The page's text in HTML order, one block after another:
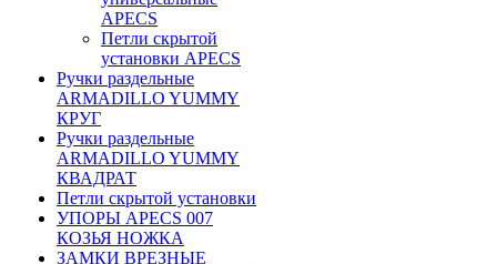
APECS
Петли скрытой
установки APECS
Ручки раздельные
ARMADILLO YUMMY
КРУГ
Ручки раздельные
ARMADILLO YUMMY
КВАДРАТ
Петли скрытой установки
УПОРЫ APECS 007
КОЗЬЯ НОЖКА
ЗАМКИ ВРЕЗНЫЕ